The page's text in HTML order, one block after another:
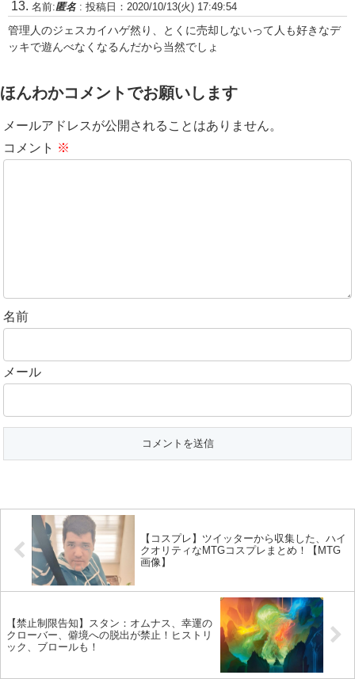
名前:匿名 : 投稿日：2020/10/13(火) 17:49:54
管理人のジェスカイハゲ然り、とくに売却しないって人も好きなデ
ッキで遊んべなくなるんだから当然でしょ
ほんわかコメントでお願いします
メールアドレスが公開されることはありません。
コメント ※
名前
メール
【コスプレ】ツイッターから収集した、ハイ
クオリティなMTGコスプレまとめ！【MTG
画像】
【禁止制限告知】スタン：オムナス、幸運の
クローバー、僻境への脱出が禁止！ヒストリ
ック、ブロールも！